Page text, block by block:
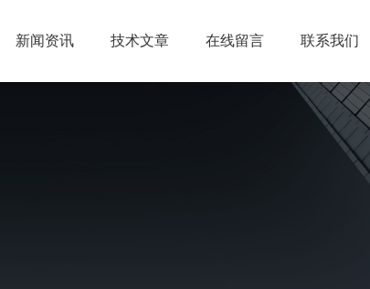
新闻资讯 技术文章 在线留言 联系我们